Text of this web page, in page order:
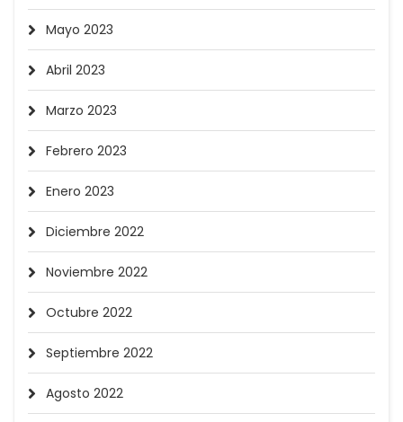
Mayo 2023
Abril 2023
Marzo 2023
Febrero 2023
Enero 2023
Diciembre 2022
Noviembre 2022
Octubre 2022
Septiembre 2022
Agosto 2022